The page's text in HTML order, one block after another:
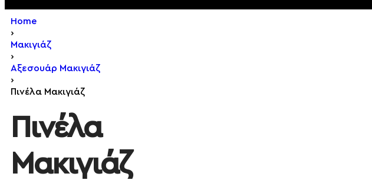
Home
›
Μακιγιάζ
›
Αξεσουάρ Μακιγιάζ
›
Πινέλα Μακιγιάζ
Πινέλα
Μακιγιάζ